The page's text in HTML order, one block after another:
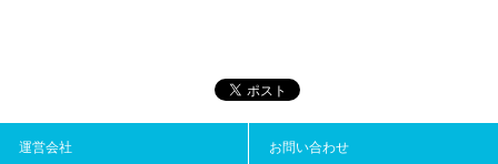
運営会社 お問い合わせ